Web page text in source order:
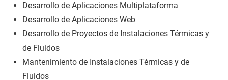
Desarrollo de Aplicaciones Multiplataforma
Desarrollo de Aplicaciones Web
Desarrollo de Proyectos de Instalaciones Térmicas y
de Fluidos
Mantenimiento de Instalaciones Térmicas y de
Fluidos